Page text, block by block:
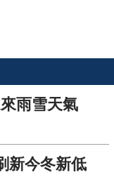
雨雪天氣
新今冬新低